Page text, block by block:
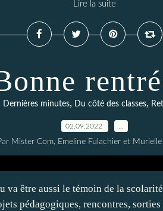
Lire la suite
Dernières minutes, Du côté des classes,
02.09.2022
Mister Com, Emeline Fulachier et
va être aussi le témoin de la
pédagogiques, rencontres,